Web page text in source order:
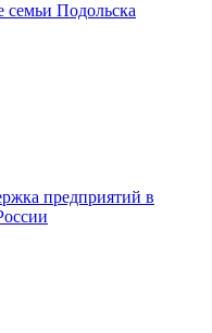
Подольска
предприятий в